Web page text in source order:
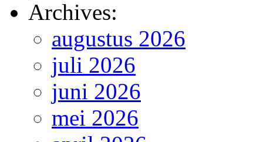
Archives:
augustus 2026
juli 2026
juni 2026
mei 2026